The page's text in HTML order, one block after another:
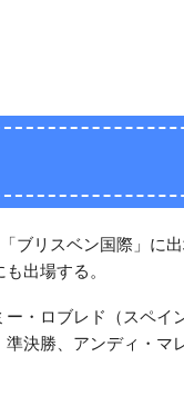
リスベン国際」に出
出場する。
・ロブレド（スペイ
決勝、アンディ・マ